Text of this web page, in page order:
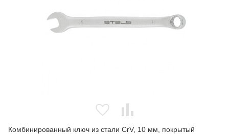
Комбинированный ключ из стали CrV, 10 мм, покрытый